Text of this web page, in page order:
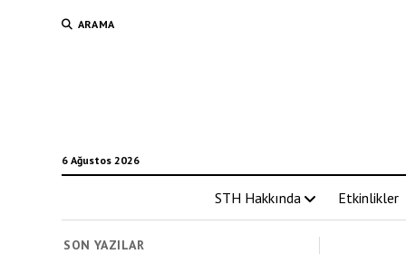
ARAMA
6 Ağustos 2026
STH Hakkında Etkinlikler
SON YAZILAR